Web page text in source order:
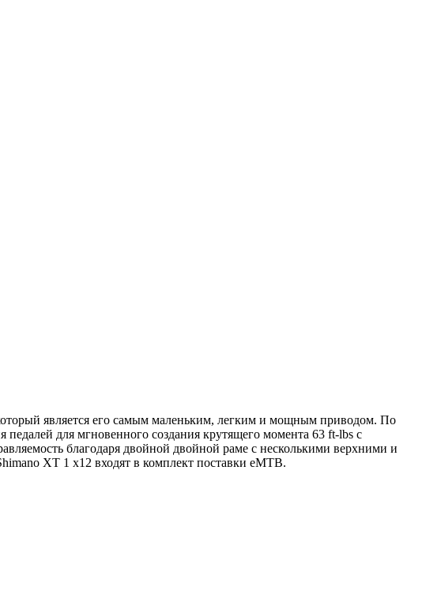
является его самым маленьким, легким и мощным приводом. По
для мгновенного создания крутящего момента 63 ft-lbs с
благодаря двойной двойной раме с несколькими верхними и
XT 1 x12 входят в комплект поставки eMTB.